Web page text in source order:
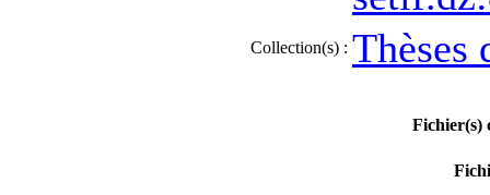
Collection(s) : Thèses
Fichier(s)